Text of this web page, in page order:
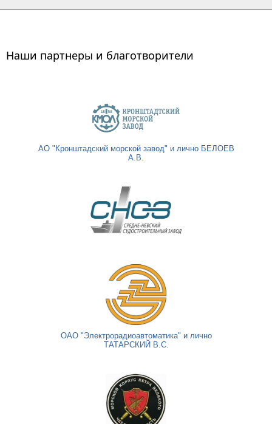
Наши партнеры и благотворители
АО "Кронштадский морской завод" и лично БЕЛОЕВ
А.В.
ОАО "Электрорадиоавтоматика" и лично
ТАТАРСКИЙ В.С.